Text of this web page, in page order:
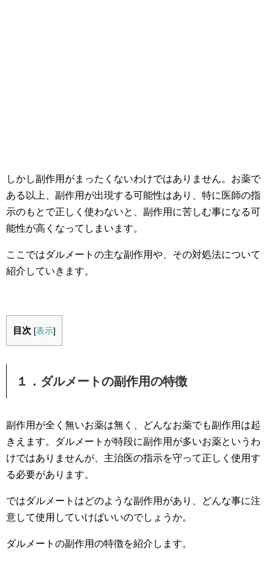
しかし副作用がまったくないわけではありません。お薬で
ある以上、副作用が出現する可能性はあり、特に医師の指
示のもとで正しく使わないと、副作用に苦しむ事になる可
能性が高くなってしまいます。
ここではダルメートの主な副作用や、その対処法について
紹介していきます。
目次 [表示]
１．ダルメートの副作用の特徴
副作用が全く無いお薬は無く、どんなお薬でも副作用は起
きえます。ダルメートが特段に副作用が多いお薬というわ
けではありませんが、主治医の指示を守って正しく使用す
る必要があります。
ではダルメートはどのような副作用があり、どんな事に注
意して使用していけばいいのでしょうか。
ダルメートの副作用の特徴を紹介します。